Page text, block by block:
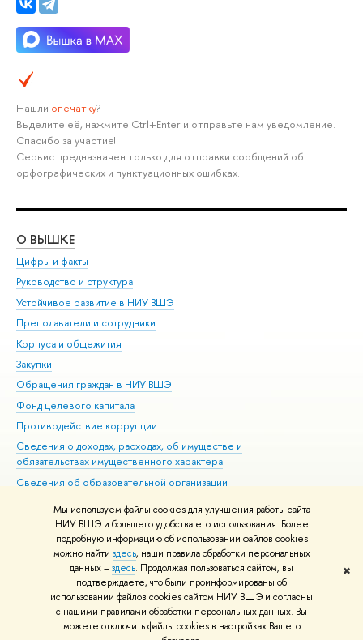
Мы используем файлы cookies для улучшения работы сайта
НИУ ВШЭ и большего удобства его использования. Более
подробную информацию об использовании файлов cookies
можно найти здесь, наши правила обработки персональных
данных –здесь. Продолжая пользоваться сайтом, вы
подтверждаете, что были проинформированы о
использовании файлов cookies сайтом НИУ ВШЭ и согласны
с нашими правилами обработки персональных данных. Вы
можете отключить файлы cookies в настройках Вашего
✖
Нашли опечатку?
ыделите её, нажмите Ctrl+Enter и отправьте нам уведомление.
Спасибо за участие!
Сервис предназначен только для отправки сообщений о
орфографических и пунктуационных ошибках.
О ВЫШКЕ
Цифры и факты
Руководство и структура
Устойчивое развитие в НИУ ВШЭ
Преподаватели и сотрудники
Корпуса и общежития
Закупки
Обращения граждан в НИУ ВШЭ
Фонд целевого капитала
Противодействие коррупции
Сведения о доходах, расходах, об имуществе и
обязательствах имущественного характера
Сведения об образовательной организации
Людям с ограниченными возможностями здоровья
Единая платежная страница
Работа в Вышке
© НИУ ВШЭ 1993–2026 Адреса и контакты Условия использования
материало Политика конфиденциальности Карта сайта
Шрифты HSE Sans и HSE Slab разработаныШколе дизайна НИУ ВШЭ